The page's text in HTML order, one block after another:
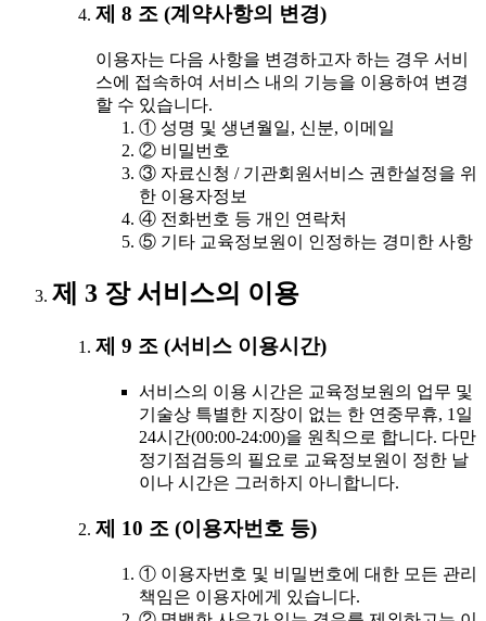
제 8 조 (계약사항의 변경)
이용자는 다음 사항을 변경하고자 하는 경우 서비
스에 접속하여 서비스 내의 기능을 이용하여 변경
할 수 있습니다.
① 성명 및 생년월일, 신분, 이메일
② 비밀번호
③ 자료신청 / 기관회원서비스 권한설정을 위
한 이용자정보
④ 전화번호 등 개인 연락처
⑤ 기타 교육정보원이 인정하는 경미한 사항
제 3 장 서비스의 이용
제 9 조 (서비스 이용시간)
서비스의 이용 시간은 교육정보원의 업무 및
기술상 특별한 지장이 없는 한 연중무휴, 1일
24시간(00:00-24:00)을 원칙으로 합니다. 다만
정기점검등의 필요로 교육정보원이 정한 날
이나 시간은 그러하지 아니합니다.
제 10 조 (이용자번호 등)
① 이용자번호 및 비밀번호에 대한 모든 관리
책임은 이용자에게 있습니다.